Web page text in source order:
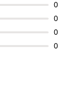
0
0
0
0